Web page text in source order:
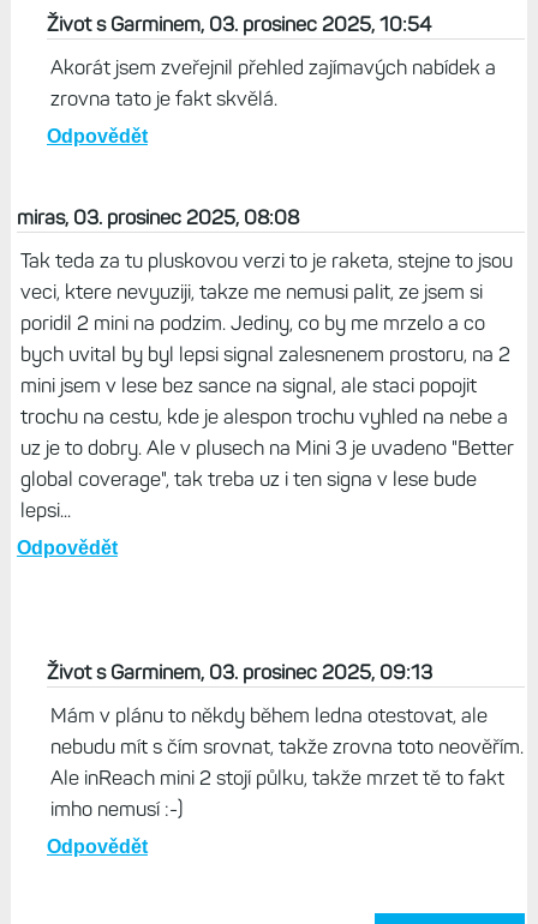
Život s Garminem, 03. prosinec 2025, 10:54
Akorát jsem zveřejnil přehled zajímavých nabídek a
zrovna tato je fakt skvělá.
Odpovědět
miras, 03. prosinec 2025, 08:08
Tak teda za tu pluskovou verzi to je raketa, stejne to jsou
veci, ktere nevyuziji, takze me nemusi palit, ze jsem si
poridil 2 mini na podzim. Jediny, co by me mrzelo a co
bych uvital by byl lepsi signal zalesnenem prostoru, na 2
mini jsem v lese bez sance na signal, ale staci popojit
trochu na cestu, kde je alespon trochu vyhled na nebe a
uz je to dobry. Ale v plusech na Mini 3 je uvadeno "Better
global coverage", tak treba uz i ten signa v lese bude
lepsi...
Odpovědět
Život s Garminem, 03. prosinec 2025, 09:13
Mám v plánu to někdy během ledna otestovat, ale
nebudu mít s čím srovnat, takže zrovna toto neověřím.
Ale inReach mini 2 stojí půlku, takže mrzet tě to fakt
imho nemusí :-)
Odpovědět